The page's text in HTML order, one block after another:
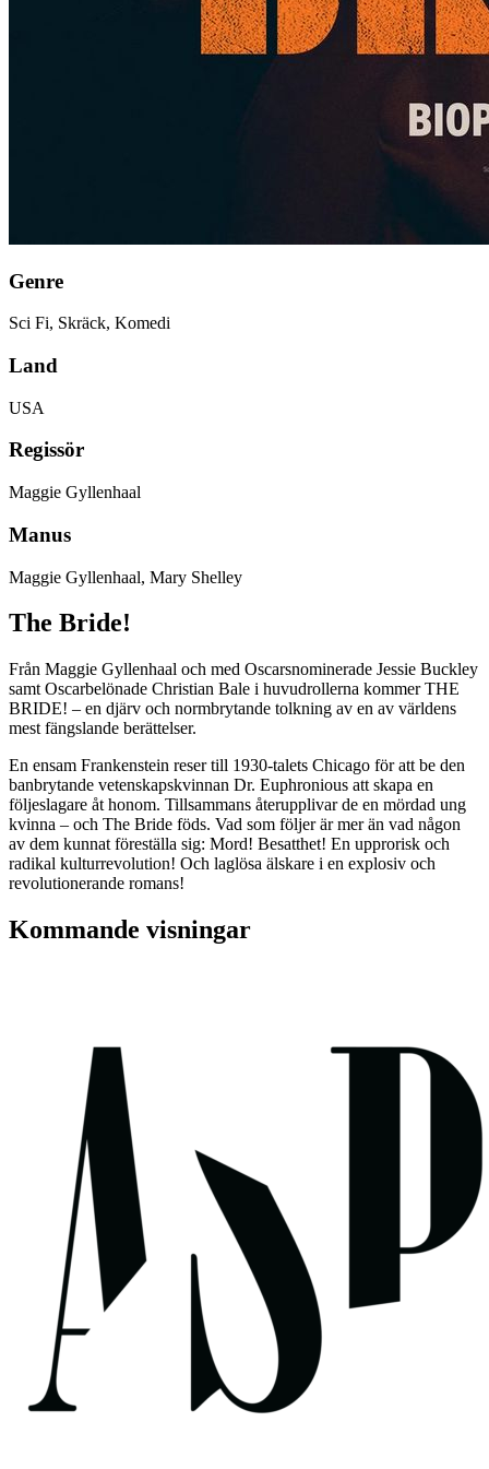
Genre
Sci Fi, Skräck, Komedi
Land
USA
Regissör
Maggie Gyllenhaal
Manus
Maggie Gyllenhaal, Mary Shelley
The Bride!
Från Maggie Gyllenhaal och med Oscarsnominerade Jessie Buckley
samt Oscarbelönade Christian Bale i huvudrollerna kommer THE
BRIDE! – en djärv och normbrytande tolkning av en av världens
mest fängslande berättelser.
En ensam Frankenstein reser till 1930-talets Chicago för att be den
banbrytande vetenskapskvinnan Dr. Euphronious att skapa en
följeslagare åt honom. Tillsammans återupplivar de en mördad ung
kvinna – och The Bride föds. Vad som följer är mer än vad någon
av dem kunnat föreställa sig: Mord! Besatthet! En upprorisk och
radikal kulturrevolution! Och laglösa älskare i en explosiv och
revolutionerande romans!
Kommande visningar